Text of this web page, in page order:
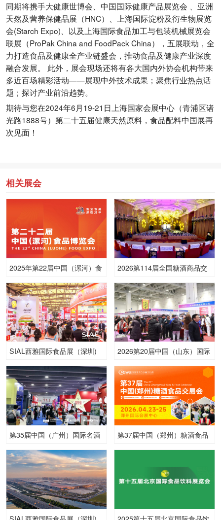
同期将携手大健康世博会、中国国际健康产品展览会 、亚洲
天然及营养保健品展（HNC）、上海国际淀粉及衍生物展览
会(Starch Expo)、以及上海国际食品加工与包装机械展览会
联展（ProPak China and FoodPack China），五展联动，全
力打造食品及健康全产业链盛会，推动食品及健康产业深度
融合发展。 此外，展会现场还将有各大国内外协会机构带来
多近百场精彩活动——展现中外技术成果；聚焦行业热点话
题；探讨产业前沿趋势。
期待与您在2024年6月19-21日上海国家会展中心（青浦区诸
光路1888号）第二十五届健康天然原料，食品配料中国展再
次见面！
相关展会
2025年第22届中国（漯河）食
2026第114届全国糖酒商品交
SIAL西雅国际食品展（深圳)
2026第20届中国（山东）国际
糖酒食品交易会
第35届中国（广州）国际名酒
第37届中国（郑州）糖酒食品